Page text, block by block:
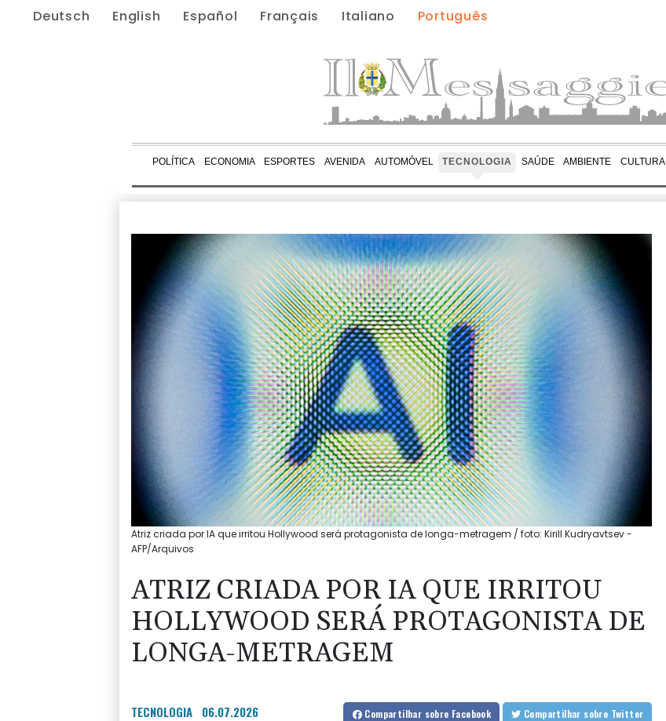
Deutsch English Español Français Italiano Português
POLÍTICA ECONOMIA ESPORTES AVENIDA AUTOMÓVEL TECNOLOGIA SAÚDE AMBIENTE CULTURA
Atriz criada por IA que irritou Hollywood será protagonista de longa-metragem / foto: Kirill Kudryavtsev -
AFP/Arquivos
ATRIZ CRIADA POR IA QUE IRRITOU
HOLLYWOOD SERÁ PROTAGONISTA DE
LONGA-METRAGEM
TECNOLOGIA 06.07.2026 Compartilhar sobre Facebook Compartilhar sobre Twitter